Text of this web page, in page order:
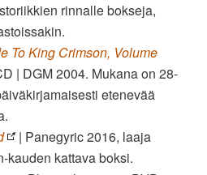
rinnalle bokseja,
To King Crimson, Volume
| DGM 2004. Mukana on 28-
etenevää
| Panegyric 2016, laaja
kauden kattava boksi.